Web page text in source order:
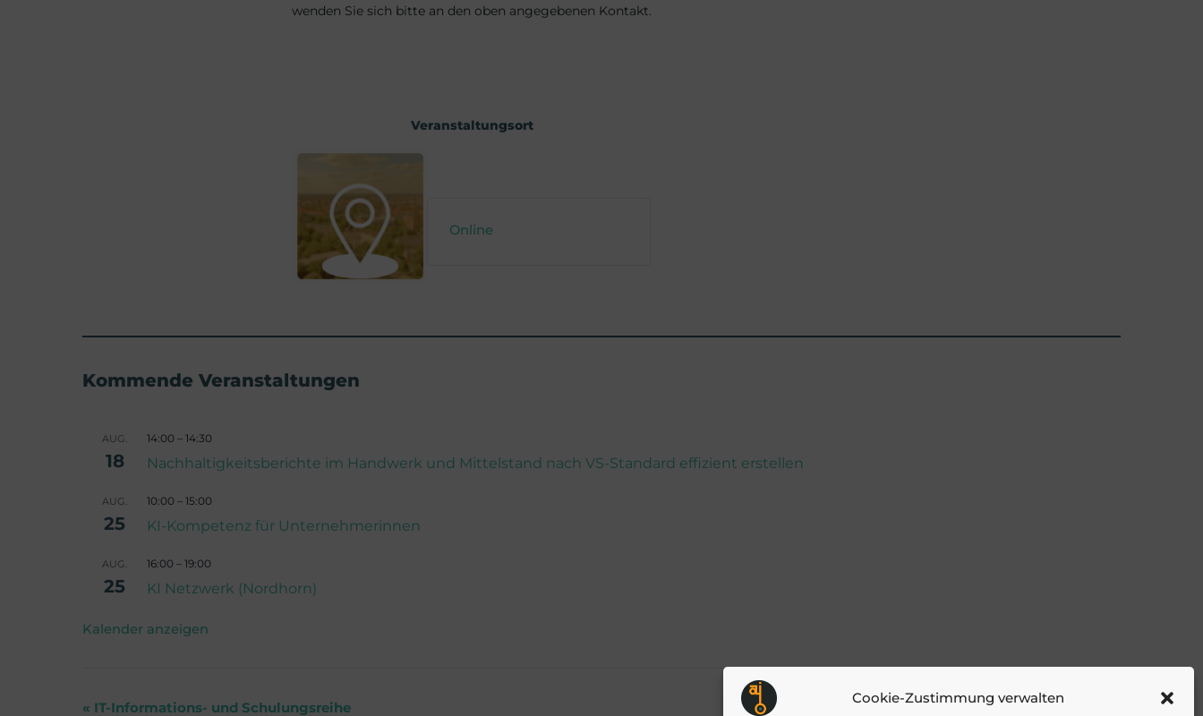
Cookie-Zustimmung verwalten
wenden Sie sich bitte an den oben angegebenen Kontakt.
Veranstaltungsort
Online
Kommende Veranstaltungen
AUG.
18
14:00 – 14:30
Nachhaltigkeitsberichte im Handwerk und Mittelstand nach VS-Standard effizient erstellen
AUG.
25
10:00 – 15:00
KI-Kompetenz für Unternehmerinnen
AUG.
25
16:00 – 19:00
KI Netzwerk (Nordhorn)
Kalender anzeigen
« IT-Informations- und Schulungsreihe Mission Possible – Der Notfallplan